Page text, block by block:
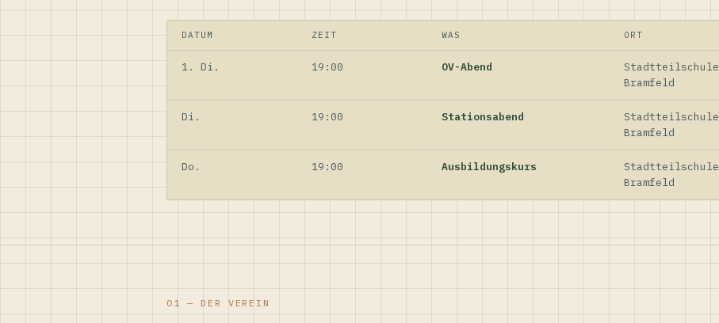
DATUM ZEIT WAS ORT
1. Di. 19:00 OV-Abend
Stadtteilschule
Bramfeld
Di. 19:00 Stationsabend
Stadtteilschule
Bramfeld
Do. 19:00 Ausbildungskurs
Stadtteilschule
Bramfeld
01 — DER VEREIN